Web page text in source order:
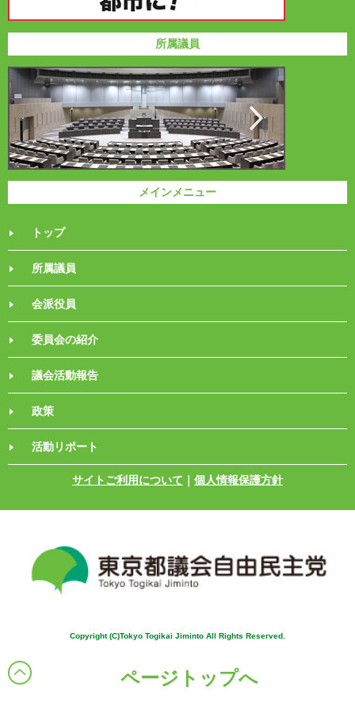
所属議員
メインメニュー
トップ
所属議員
会派役員
委員会の紹介
議会活動報告
政策
活動リポート
サイトご利用について 個人情報保護方針
Copyright (C)Tokyo Togikai Jiminto All Rights Reserved.
ページトップへ